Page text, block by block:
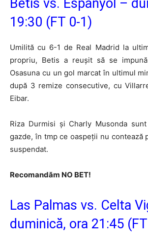
Betis vs. Espanyol –
19:30 (FT 0-1)
Umilită cu 6-1 de Real Madrid la
propriu, Betis a reușit să se
Osasuna cu un gol marcat în ultimul
după 3 remize consecutive, cu
Eibar.
Riza Durmisi și Charly Musonda
gazde, în tmp ce oaspeții nu contează
suspendat.
Recomandăm NO BET!
Las Palmas vs. Celta
duminică, ora 21:45